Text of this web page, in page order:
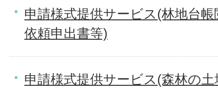
申請様式提供サービス(林地台
依頼申出書等)
申請様式提供サービス(森林の